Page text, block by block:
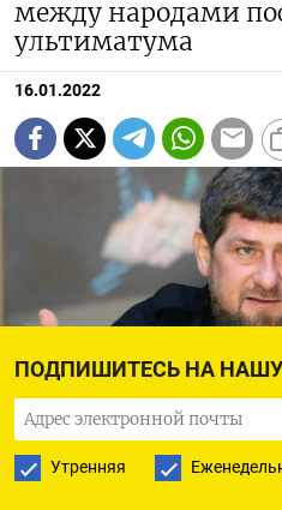
ПОДПИШИТЕСЬ НА
Утренняя
между народами
ультиматума
16.01.2022
Рамзан Кадыров. Фото: